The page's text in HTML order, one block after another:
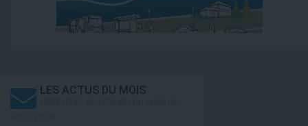
LES ACTUS DU MOIS